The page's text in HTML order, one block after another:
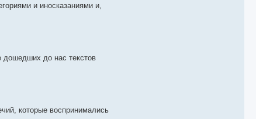
и иносказаниями и,
до нас текстов
которые воспринимались